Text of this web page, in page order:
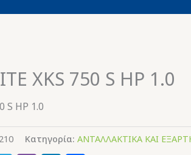
XKS 750 S HP 1.0
S HP 1.0
Κατηγορία: ΑΝΤΑΛΛΑΚΤΙΚΑ ΚΑΙ